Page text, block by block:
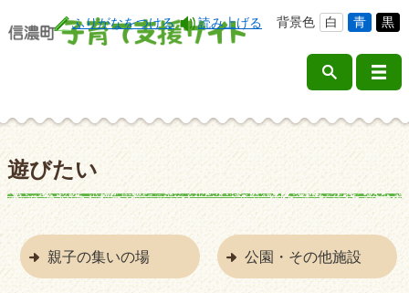
ふりがなをつける 読み上げる 背景色 白 青 黒
遊びたい
親子の集いの場 公園・その他施設